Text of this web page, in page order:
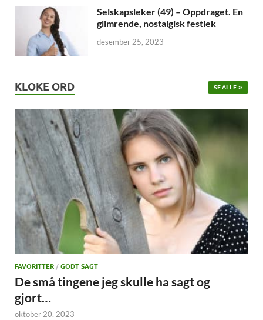
Selskapsleker (49) – Oppdraget. En
glimrende, nostalgisk festlek
desember 25, 2023
KLOKE ORD SE ALLE
FAVORITTER / GODT SAGT
De små tingene jeg skulle ha sagt og
gjort…
oktober 20, 2023